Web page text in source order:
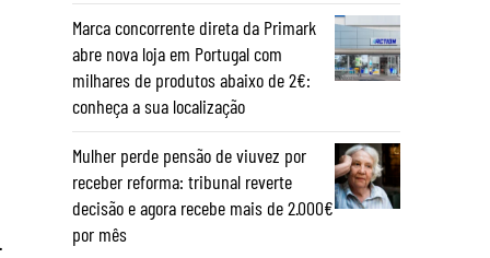
Marca concorrente direta da Primark
abre nova loja em Portugal com
milhares de produtos abaixo de 2€:
conheça a sua localização
Mulher perde pensão de viuvez por
receber reforma: tribunal reverte
decisão e agora recebe mais de 2.000€
por mês